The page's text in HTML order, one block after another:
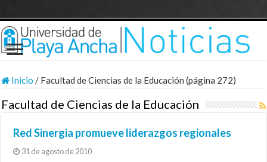
Inicio / Facultad de Ciencias de la Educación (página 272)
Facultad de Ciencias de la Educación
Red Sinergia promueve liderazgos regionales
31 de agosto de 2010